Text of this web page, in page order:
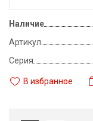
Наличие
Артикул
Серия
В избранное